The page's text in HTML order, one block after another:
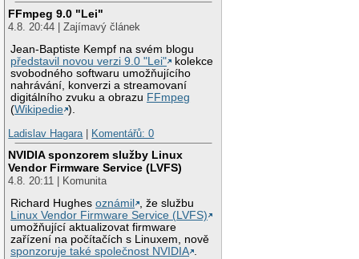
FFmpeg 9.0 "Lei"
4.8. 20:44 | Zajímavý článek
Jean-Baptiste Kempf na svém blogu
představil novou verzi 9.0 "Lei"
kolekce
svobodného softwaru umožňujícího
nahrávání, konverzi a streamovaní
digitálního zvuku a obrazu FFmpeg
(Wikipedie ).
Ladislav Hagara| Komentářů: 0
NVIDIA sponzorem služby Linux
Vendor Firmware Service (LVFS)
4.8. 20:11 | Komunita
Richard Hughesoznámil
, že službu
Linux Vendor Firmware Service (LVFS)
umožňující aktualizovat firmware
zařízení na počítačích s Linuxem, nově
sponzoruje také společnost NVIDIA .